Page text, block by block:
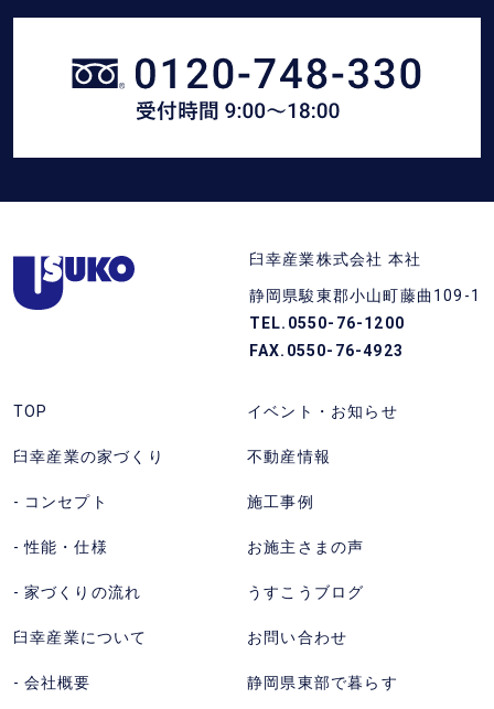
せ・
料
請
す
幸
産
業
に
(フ
ー
ダ
ヤ
を
か
る。
受
時
間
県
の
文
住
な
ら
幸
産
臼幸産業株式会社 本社
静岡県駿東郡小山町藤曲109-1
TEL.0550-76-1200
FAX.0550-76-4923
TOP
臼幸産業の家づくり
コンセプト
性能・仕様
家づくりの流れ
臼幸産業について
会社概要
イベント・お知らせ
不動産情報
施工事例
お施主さまの声
うすこうブログ
お問い合わせ
静岡県東部で暮らす